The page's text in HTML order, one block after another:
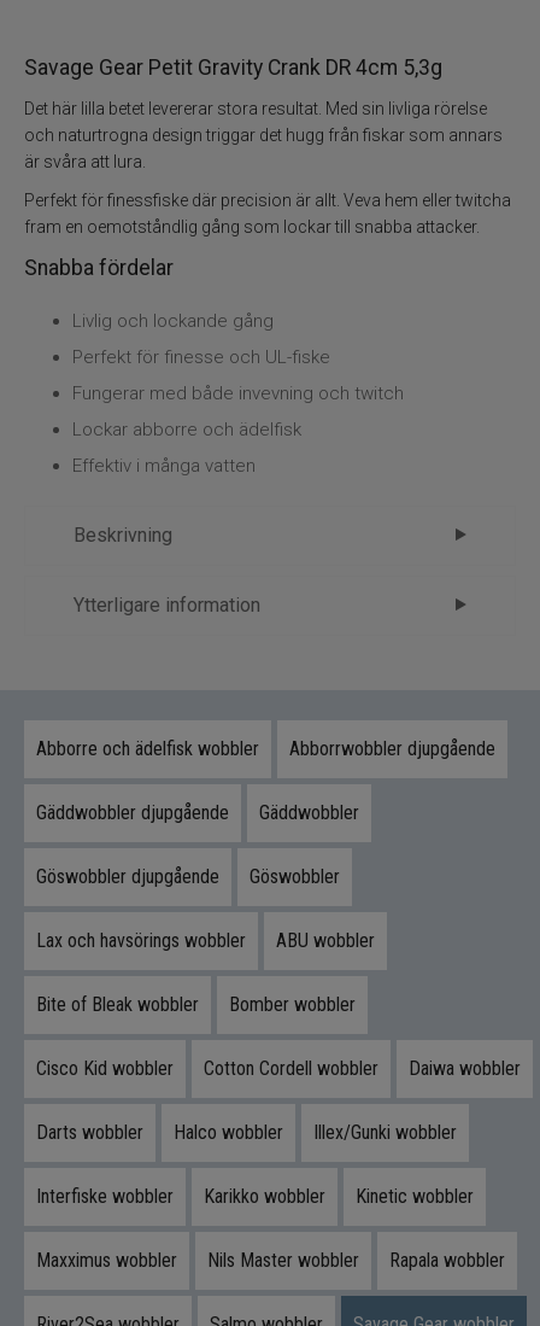
Fiskelinor
Småplock
Tillbehör
Flugfiske
Kläder
Varumärken
Savage Gear Petit Gravity Crank DR 4cm 5,3g
Det här lilla betet levererar stora resultat. Med sin livliga rörelse
och naturtrogna design triggar det hugg från fiskar som annars
är svåra att lura.
Perfekt för finessfiske där precision är allt. Veva hem eller twitcha
fram en oemotståndlig gång som lockar till snabba attacker.
Snabba fördelar
Livlig och lockande gång
Perfekt för finesse och UL-fiske
Fungerar med både invevning och twitch
Lockar abborre och ädelfisk
Effektiv i många vatten
Beskrivning
Savage Gear Petit Gravity Crank DR
effekt i ett kompakt format. Den livliga gången
och realistiska designen gör att det snabbt
Oavsett om du vevar hem det jämnt eller arbetar
det med små ryck skapar du en presentation
som triggar snabba hugg.
Den genomtänkta konstruktionen ger en intensiv
och livlig gång i vattnet. Betet rör sig med en
hektisk energi som imiterar en stressad bytesfisk.
det enkelt att variera tempo och teknik för att hitta
det som fungerar bäst.
För finesse och lättare predatorfiske
Det här betet passar perfekt när du fiskar lätt och
precist. Det är ett utmärkt val för mindre
Ytterligare information
Abborre och ädelfisk wobbler Abborrwobbler djupgående
Gäddwobbler djupgående Gäddwobbler
Göswobbler djupgående Göswobbler
Lax och havsörings wobbler ABU wobbler
Bite of Bleak wobbler Bomber wobbler
Cisco Kid wobbler Cotton Cordell wobbler Daiwa wobbler
Darts wobbler Halco wobbler Illex/Gunki wobbler
Interfiske wobbler Karikko wobbler Kinetic wobbler
Maxximus wobbler Nils Master wobbler Rapala wobbler